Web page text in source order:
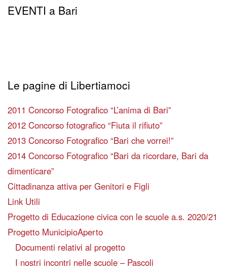
EVENTI a Bari
Le pagine di Libertiamoci
2011 Concorso Fotografico “L’anima di Bari”
2012 Concorso fotografico “Fiuta il rifiuto”
2013 Concorso Fotografico “Bari che vorrei!”
2014 Concorso Fotografico “Bari da ricordare, Bari da
dimenticare”
Cittadinanza attiva per Genitori e Figli
Link Utili
Progetto di Educazione civica con le scuole a.s. 2020/21
Progetto MunicipioAperto
Documenti relativi al progetto
I nostri incontri nelle scuole – Pascoli